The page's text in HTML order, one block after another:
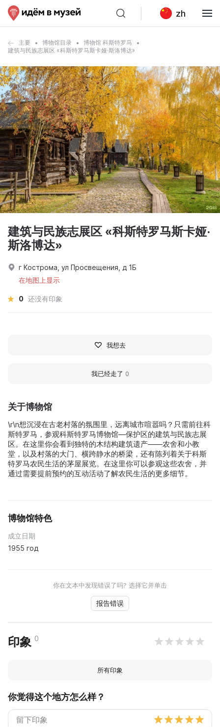
zh
主要 博物馆目录
博物馆 科斯特罗马
建筑与民族志展区 «科斯特罗马斯卡娅·斯洛博达»
关于博物馆
\r\n想沉浸在古老村落的氛围里，远离城市喧嚣吗？只需前往科
斯特罗马，参观科斯特罗马博物馆—保护区的建筑与民族志展
区。在这里你会看到独特的木结构建筑遗产——农舍和小教
堂，以及村落的大门、横跨静水的桥梁，还有陈列着关于科斯
特罗马农民生活的茅屋展览。在这里你可以参观这些农舍，并
通过需要提前预约的互动活动了解农民生活的更多细节。
博物馆特色
成立日期
1955 год
你在文本中发现错误了吗? 选择它并单击
报告错误
印象 0
所有印象
你觉得这个地方怎么样？
建筑与民族志展区 «科斯特罗马斯卡娅·
斯洛博达»
г Кострома, ул Просвещения, д 1Б
在地图上显示
0 还没有印象
我想去
我已经走了 0